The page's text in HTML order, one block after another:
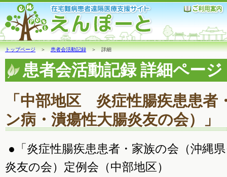
トップページ＞患者会活動記録＞ 詳細
患者会活動記録 詳細ページ
「中部地区 炎症性腸疾患患者
ン病・潰瘍性大腸炎友の会）」
●「炎症性腸疾患患者・家族の会（沖縄
炎友の会）定例会（中部地区）